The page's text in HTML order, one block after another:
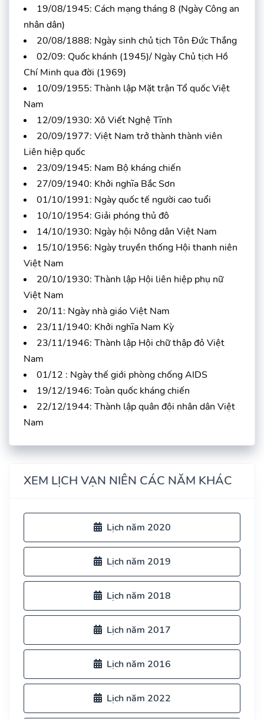
19/08/1945: Cách mạng tháng 8 (Ngày Công an
nhân dân)
20/08/1888: Ngày sinh chủ tịch Tôn Đức Thắng
02/09: Quốc khánh (1945)/ Ngày Chủ tịch Hồ
Chí Minh qua đời (1969)
10/09/1955: Thành lập Mặt trận Tổ quốc Việt
Nam
12/09/1930: Xô Viết Nghệ Tĩnh
20/09/1977: Việt Nam trở thành thành viên
Liên hiệp quốc
23/09/1945: Nam Bộ kháng chiến
27/09/1940: Khởi nghĩa Bắc Sơn
01/10/1991: Ngày quốc tế người cao tuổi
10/10/1954: Giải phóng thủ đô
14/10/1930: Ngày hội Nông dân Việt Nam
15/10/1956: Ngày truyền thống Hội thanh niên
Việt Nam
20/10/1930: Thành lập Hội liên hiệp phụ nữ
Việt Nam
20/11: Ngày nhà giáo Việt Nam
23/11/1940: Khởi nghĩa Nam Kỳ
23/11/1946: Thành lập Hội chữ thập đỏ Việt
Nam
01/12 : Ngày thế giới phòng chống AIDS
19/12/1946: Toàn quốc kháng chiến
22/12/1944: Thành lập quân đội nhân dân Việt
Nam
XEM LỊCH VẠN NIÊN CÁC NĂM KHÁC
Lịch năm 2020
Lịch năm 2019
Lịch năm 2018
Lịch năm 2017
Lịch năm 2016
Lịch năm 2022